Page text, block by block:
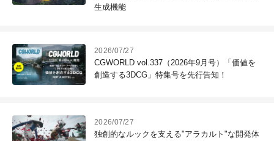
生成機能
2026/07/27
CGWORLD vol.337（2026年9月号）「価値を
創造する3DCG」特集号を先行告知！
2026/07/27
独創的なルックを支える"アラカルト"な開発体